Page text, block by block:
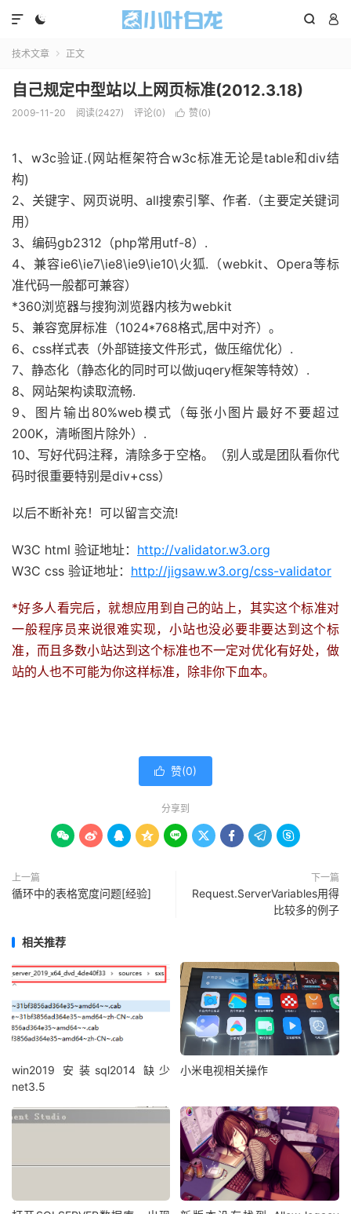
  

技术文章  正文
自己规定中型站以上网页标准(2012.3.18)
2009-11-20 阅读(2427) 评论(0)  赞(0)
1、w3c验证.(网站框架符合w3c标准无论是table和div结
构)
2、关键字、网页说明、all搜索引擎、作者.（主要定关键词
用）
3、编码gb2312（php常用utf-8）.
4、兼容ie6\ie7\ie8\ie9\ie10\火狐.（webkit、Opera等标
准代码一般都可兼容）
*360浏览器与搜狗浏览器内核为webkit
5、兼容宽屏标准（1024*768格式,居中对齐）。
6、css样式表（外部链接文件形式，做压缩优化）.
7、静态化（静态化的同时可以做juqery框架等特效）.
8、网站架构读取流畅.
9、图片输出80%web模式（每张小图片最好不要超过
200K，清晰图片除外）.
10、写好代码注释，清除多于空格。（别人或是团队看你代
码时很重要特别是div+css）
以后不断补充！可以留言交流!
W3C html 验证地址： http://validator.w3.org
W3C css 验证地址： http://jigsaw.w3.org/css-validator
*好多人看完后，就想应用到自己的站上，其实这个标准对
一般程序员来说很难实现，小站也没必要非要达到这个标
准，而且多数小站达到这个标准也不一定对优化有好处，做
站的人也不可能为你这样标准，除非你下血本。
 赞(0)
分享到
        
上一篇
循环中的表格宽度问题[经验]
下一篇
Request.ServerVariables用得
比较多的例子
相关推荐
win2019 安装sql2014 缺少
net3.5
小米电视相关操作